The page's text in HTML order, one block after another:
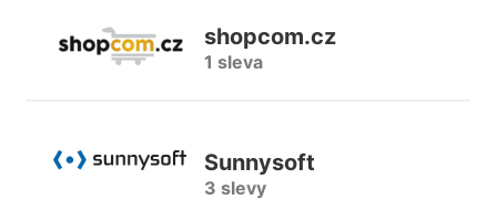
shopcom.cz
1 sleva
Sunnysoft
3 slevy